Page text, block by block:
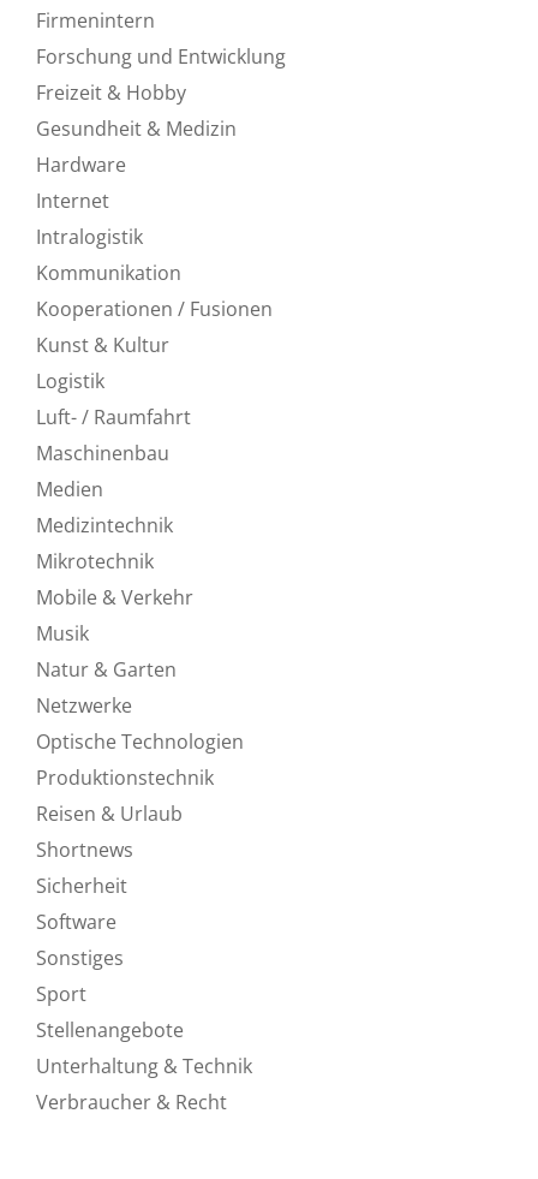
Firmenintern
Forschung und Entwicklung
Freizeit & Hobby
Gesundheit & Medizin
Hardware
Internet
Intralogistik
Kommunikation
Kooperationen / Fusionen
Kunst & Kultur
Logistik
Luft- / Raumfahrt
Maschinenbau
Medien
Medizintechnik
Mikrotechnik
Mobile & Verkehr
Musik
Natur & Garten
Netzwerke
Optische Technologien
Produktionstechnik
Reisen & Urlaub
Shortnews
Sicherheit
Software
Sonstiges
Sport
Stellenangebote
Unterhaltung & Technik
Verbraucher & Recht